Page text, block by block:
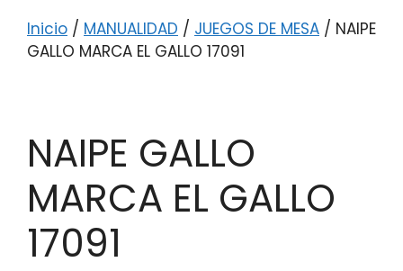
Inicio / MANUALIDAD / JUEGOS DE MESA / NAIPE
GALLO MARCA EL GALLO 17091
NAIPE GALLO
MARCA EL GALLO
17091